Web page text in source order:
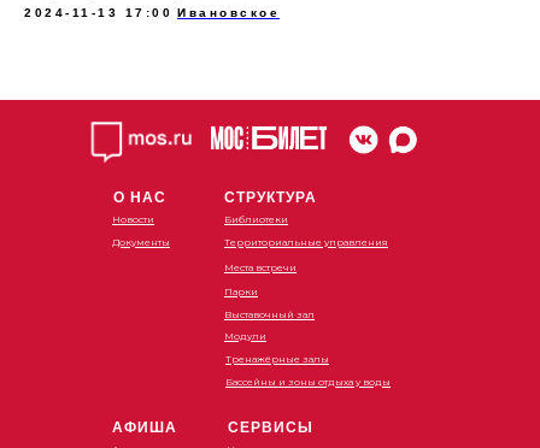
2024-11-13 17:00 Ивановское
О НАС
Новости
Документы
АФИША
СТРУКТУРА
Библиотеки
Территориальные управления
Места встречи
Парки
Выставочный зал
Модули
Тренажёрные залы
Бассейны и зоны отдыха у воды
СЕРВИСЫ